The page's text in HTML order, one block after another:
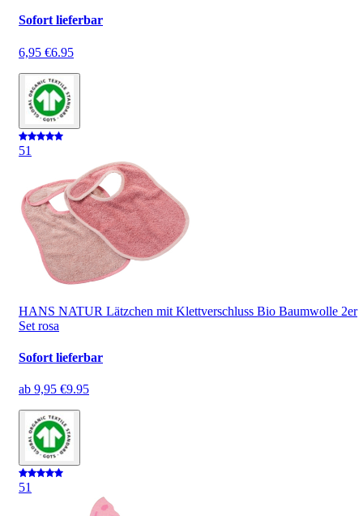
Sofort lieferbar
6,95 €6.95
51
HANS NATUR Lätzchen mit Klettverschluss Bio Baumwolle 2er
Set rosa
Sofort lieferbar
ab 9,95 €9.95
51